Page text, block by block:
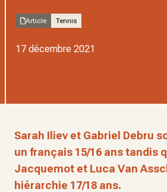
Article Tennis
17 décembre 2021
Sarah Iliev et Gabriel Debru
un français 15/16 ans tandis
Jacquemot et Luca Van
hiérarchie 17/18 ans.